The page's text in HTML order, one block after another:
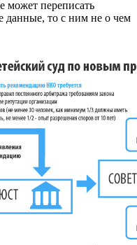
может переписать
то с ним не о чем